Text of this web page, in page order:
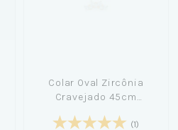
Colar Oval Zircônia
Cravejado 45cm
(1)